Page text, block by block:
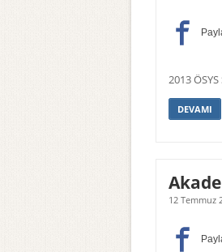
2013
DEVAMI
12 Temmuz